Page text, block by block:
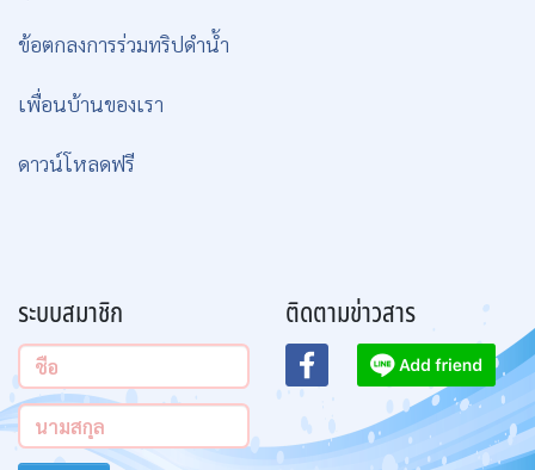
ข้อตกลงการร่วมทริปดำน้ำ
เพื่อนบ้านของเรา
ดาวน์โหลดฟรี
ระบบสมาชิก ติดตามข่าวสาร